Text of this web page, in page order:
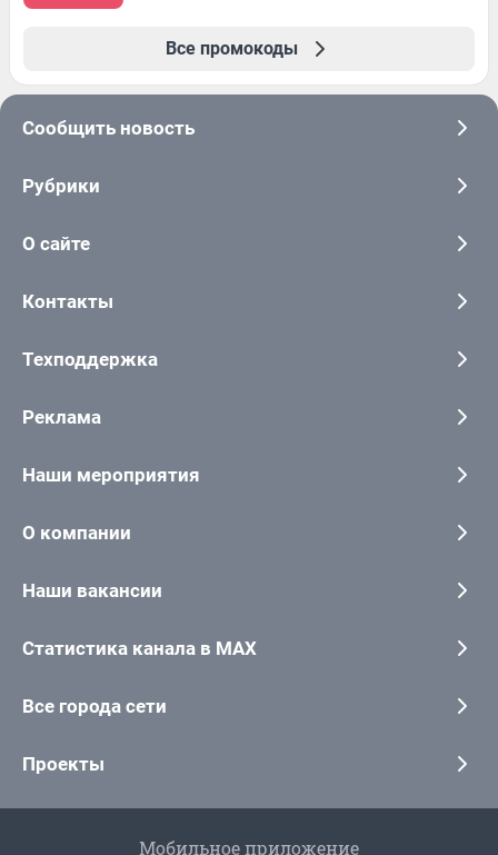
Все промокоды
Сообщить новость
Рубрики
О сайте
Контакты
Техподдержка
Реклама
Наши мероприятия
О компании
Наши вакансии
Статистика канала в MAX
Все города сети
Проекты
Мобильное приложение